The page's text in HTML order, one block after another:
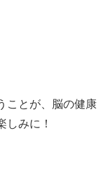
ことが、脳の健康
しみに！